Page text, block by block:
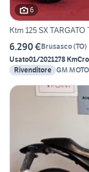
6
Ktm 125 SX
6.290 €Brusasco(TO)
Usato01/2021278 Km
Rivenditore GM